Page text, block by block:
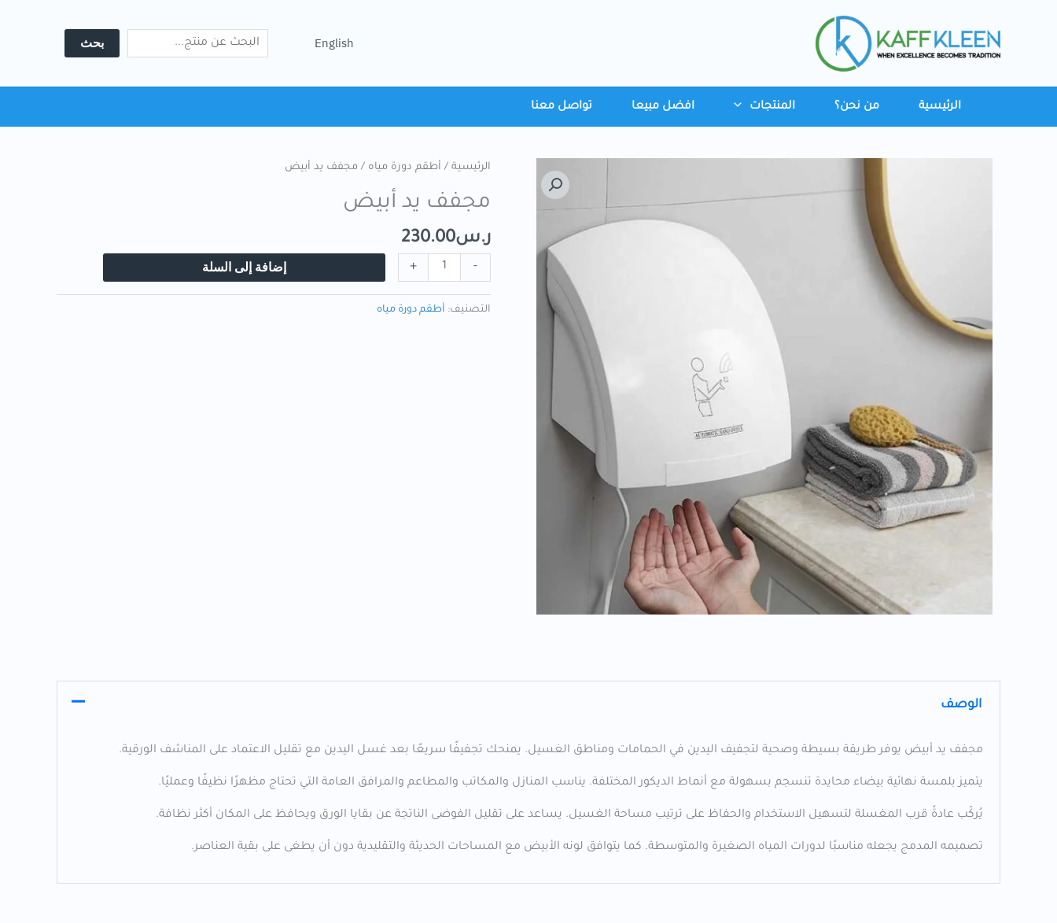
English بحث
الرئيسية من نحن؟ المنتجات افضل مبيعا تواصل معنا
الرئيسية / أطقم دورة مياه / مجفف يد أبيض
مجفف يد أبيض
ر.س230.00
-
+ إضافة إلى السلة
التصنيف: أطقم دورة مياه
الوصف
مجفف يد أبيض يوفر طريقة بسيطة وصحية لتجفيف اليدين في الحمامات ومناطق الغسيل. يمنحك تجفيفًا سريعًا بعد غسل اليدين مع تقليل الاعتماد على المناشف الورقية.
يتميز بلمسة نهائية بيضاء محايدة تنسجم بسهولة مع أنماط الديكور المختلفة. يناسب المنازل والمكاتب والمطاعم والمرافق العامة التي تحتاج مظهرًا نظيفًا وعمليًا.
يُركّب عادةً قرب المغسلة لتسهيل الاستخدام والحفاظ على ترتيب مساحة الغسيل. يساعد على تقليل الفوضى الناتجة عن بقايا الورق ويحافظ على المكان أكثر نظافة.
تصميمه المدمج يجعله مناسبًا لدورات المياه الصغيرة والمتوسطة. كما يتوافق لونه الأبيض مع المساحات الحديثة والتقليدية دون أن يطغى على بقية العناصر.